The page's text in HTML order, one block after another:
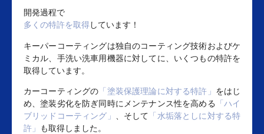
開発過程で
多くの特許を取得しています！
キーパーコーティングは独自のコーティング技術およびケ
ミカル、手洗い洗車用機器に対してに、いくつもの特許を
取得しています。
カーコーティングの 「塗装保護理論に対する特許」 をはじ
め、塗装劣化を防ぎ同時にメンテナンス性を高める
「ハイ
ブリッドコーティング」
、そして 「水垢落としに対する特
許」
も取得しました。